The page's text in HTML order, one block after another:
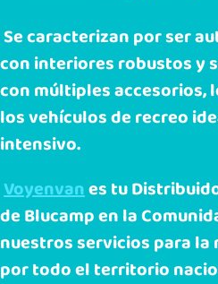
Se caracterizan por ser
con interiores robustos y
con múltiples accesorios,
los vehículos de recreo
intensivo.
Voyenvanes tu
de Blucamp en la
nuestros servicios para la
por todo el territorio